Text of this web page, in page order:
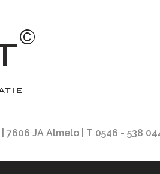
7606 JA Almelo | T 0546 - 538